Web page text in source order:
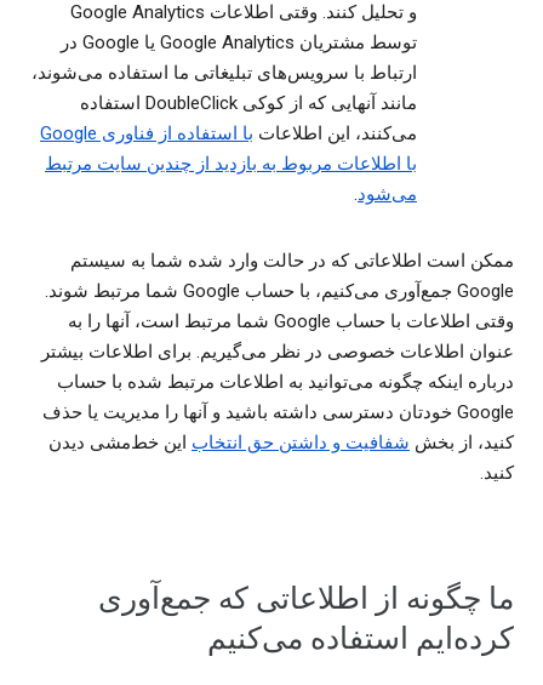
و تحلیل کنند. وقتی اطلاعات Google Analytics
توسط مشتریان Google Analytics یا Google در
ارتباط با سرویس‌های تبلیغاتی ما استفاده می‌شوند،
مانند آنهایی که از کوکی DoubleClick استفاده
می‌کنند، این اطلاعات
با استفاده از فناوری Google
با اطلاعات مربوط به بازدید از چندین سایت مرتبط
می‌شود.
ممکن است اطلاعاتی که در حالت وارد شده شما به سیستم
Google جمع‌آوری می‌کنیم، با حساب Google شما مرتبط شوند.
وقتی اطلاعات با حساب Google شما مرتبط است، آنها را به
عنوان اطلاعات خصوصی در نظر می‌گیریم. برای اطلاعات بیشتر
درباره اینکه چگونه می‌توانید به اطلاعات مرتبط شده با حساب
Google خودتان دسترسی داشته باشید و آنها را مدیریت یا حذف
کنید، از بخش شفافیت و داشتن حق انتخاب این خط‌مشی دیدن
کنید.
ما چگونه از اطلاعاتی که جمع‌آوری
کرده‌ایم استفاده می‌کنیم